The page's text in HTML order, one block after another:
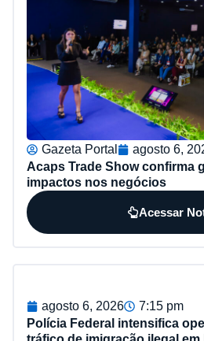
Gazeta Portal agosto 6,
Acaps Trade Show confirma
impactos nos negócios
Acessar
agosto 6, 2026
7:15 pm
Polícia Federal intensifica